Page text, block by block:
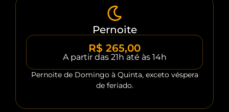
Pernoite
R$ 265,00
A partir das 21h até às 14h
Pernoite de Domingo à Quinta, exceto véspera
de feriado.